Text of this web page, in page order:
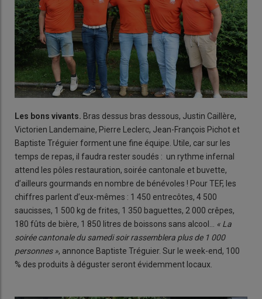
Les bons vivants. Bras dessus bras dessous, Justin Caillère,
Victorien Landemaine, Pierre Leclerc, Jean-François Pichot et
Baptiste Tréguier forment une fine équipe. Utile, car sur les
temps de repas, il faudra rester soudés : un rythme infernal
attend les pôles restauration, soirée cantonale et buvette,
d’ailleurs gourmands en nombre de bénévoles ! Pour TEF, les
chiffres parlent d’eux-mêmes : 1 450 entrecôtes, 4 500
saucisses, 1 500 kg de frites, 1 350 baguettes, 2 000 crêpes,
180 fûts de bière, 1 850 litres de boissons sans alcool… « La
soirée cantonale du samedi soir rassemblera plus de 1 000
personnes », annonce Baptiste Tréguier. Sur le week-end, 100
% des produits à déguster seront évidemment locaux.